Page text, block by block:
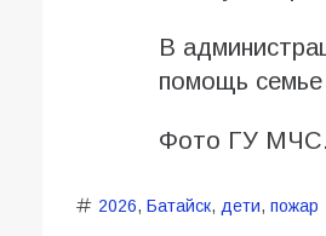
В
помощь семье
Фото ГУ МЧС.
2026, Батайск, дети, пожар